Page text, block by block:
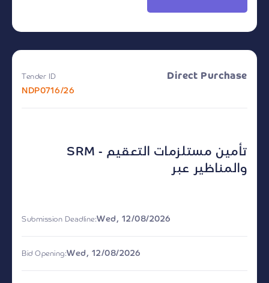
Tender ID
NDP0716/26
Direct Purchase
SRM - تأمين مستلزمات التعقيم
والمناظير عبر
Submission Deadline:Wed, 12/08/2026
Bid Opening:Wed, 12/08/2026